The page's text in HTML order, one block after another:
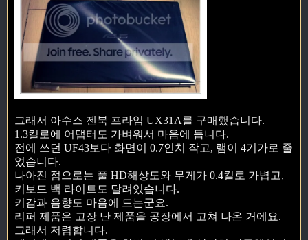
그래서 아수스 젠북 프라임 UX31A를 구매했습니다.
1.3킬로에 어댑터도 가벼워서 마음에 듭니다.
전에 쓰던 UF43보다 화면이 0.7인치 작고, 램이 4기가로 줄
었습니다.
나아진 점으로는 풀 HD해상도와 무게가 0.4킬로 가볍고,
키보드 백 라이트도 달려있습니다.
키감과 음향도 마음에 드는군요.
리퍼 제품은 고장 난 제품을 공장에서 고쳐 나온 거에요.
그래서 저렴합니다.